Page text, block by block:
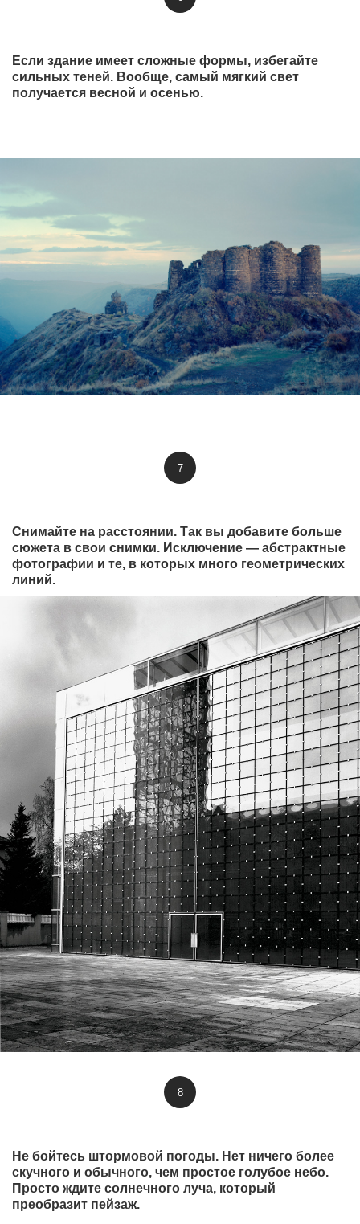
Если здание имеет сложные формы, избегайте
сильных теней. Вообще, самый мягкий свет
получается весной и осенью.
7
Снимайте на расстоянии. Так вы добавите больше
сюжета в свои снимки. Исключение — абстрактные
фотографии и те, в которых много геометрических
линий.
8
Не бойтесь штормовой погоды. Нет ничего более
скучного и обычного, чем простое голубое небо.
Просто ждите солнечного луча, который
преобразит пейзаж.